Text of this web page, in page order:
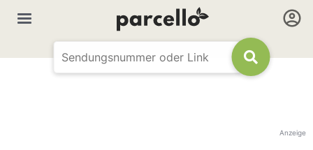
Anzeige